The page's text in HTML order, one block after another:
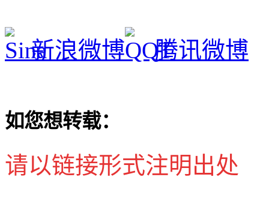
新浪微博 腾讯微博
如您想转载：
请以链接形式注明出处